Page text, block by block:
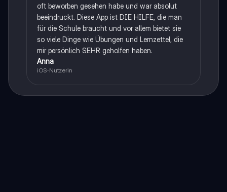
oft beworben gesehen habe und war absolut
beeindruckt. Diese App ist DIE HILFE, die man
für die Schule braucht und vor allem bietet sie
so viele Dinge wie Übungen und Lernzettel, die
mir persönlich SEHR geholfen haben.
Anna
iOS-Nutzerin